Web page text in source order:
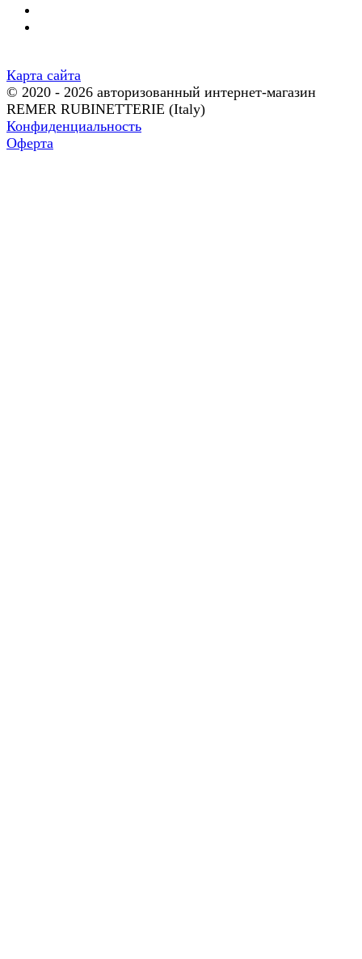
Карта сайта
© 2020 - 2026 авторизованный интернет-магазин
REMER RUBINETTERIE (Italy)
Конфиденциальность
Оферта